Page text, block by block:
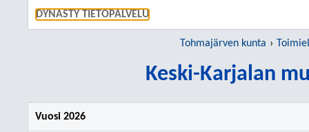
DYNASTY TIETOPALVELU
Tohmajärven kunta
Keski-Karjalan
Vuosi 2026